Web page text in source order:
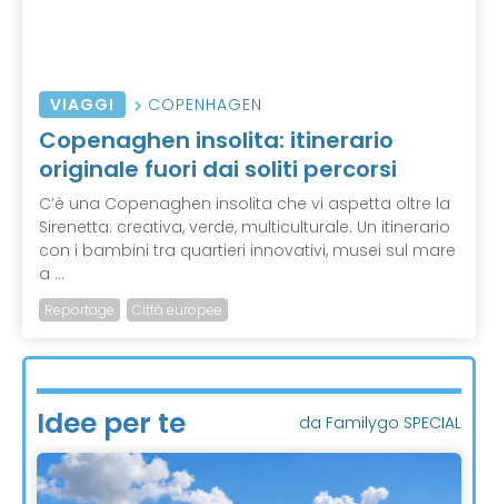
VIAGGI COPENHAGEN
Copenaghen insolita: itinerario
originale fuori dai soliti percorsi
C’è una Copenaghen insolita che vi aspetta oltre la
Sirenetta: creativa, verde, multiculturale. Un itinerario
con i bambini tra quartieri innovativi, musei sul mare
a ...
Reportage Città europee
Idee per te da Familygo SPECIAL